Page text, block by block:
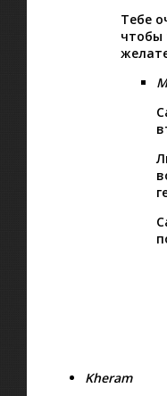
Тебе
чтобы
Kheram